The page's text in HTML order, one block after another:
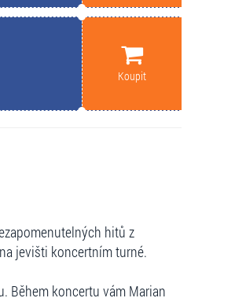
Koupit
hitů z
jevišti koncertním turné.
Během koncertu vám Marian